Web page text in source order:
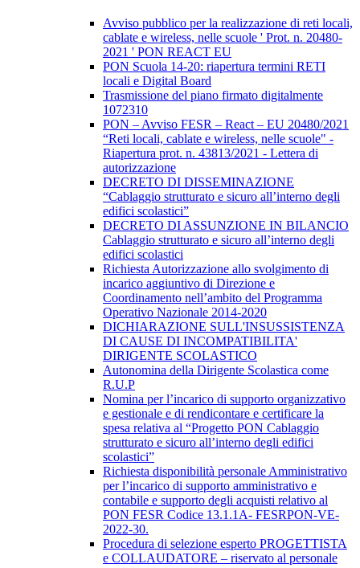
Avviso pubblico per la realizzazione di reti locali,
cablate e wireless, nelle scuole ' Prot. n. 20480-
2021 ' PON REACT EU
PON Scuola 14-20: riapertura termini RETI
locali e Digital Board
Trasmissione del piano firmato digitalmente
1072310
PON – Avviso FESR – React – EU 20480/2021
“Reti locali, cablate e wireless, nelle scuole" -
Riapertura prot. n. 43813/2021 - Lettera di
autorizzazione
DECRETO DI DISSEMINAZIONE
“Cablaggio strutturato e sicuro all’interno degli
edifici scolastici”
DECRETO DI ASSUNZIONE IN BILANCIO
Cablaggio strutturato e sicuro all’interno degli
edifici scolastici
Richiesta Autorizzazione allo svolgimento di
incarico aggiuntivo di Direzione e
Coordinamento nell’ambito del Programma
Operativo Nazionale 2014-2020
DICHIARAZIONE SULL'INSUSSISTENZA
DI CAUSE DI INCOMPATIBILITA'
DIRIGENTE SCOLASTICO
Autonomina della Dirigente Scolastica come
R.U.P
Nomina per l’incarico di supporto organizzativo
e gestionale e di rendicontare e certificare la
spesa relativa al “Progetto PON Cablaggio
strutturato e sicuro all’interno degli edifici
scolastici”
Richiesta disponibilità personale Amministrativo
per l’incarico di supporto amministrativo e
contabile e supporto degli acquisti relativo al
PON FESR Codice 13.1.1A- FESRPON-VE-
2022-30.
Procedura di selezione esperto PROGETTISTA
e COLLAUDATORE – riservato al personale